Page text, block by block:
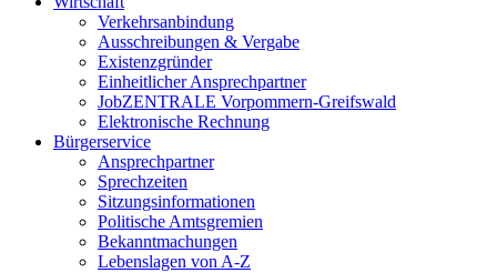
Verkehrsanbindung
Ausschreibungen & Vergabe
Existenzgründer
Einheitlicher Ansprechpartner
JobZENTRALE Vorpommern-Greifswald
Elektronische Rechnung
Bürgerservice
Ansprechpartner
Sprechzeiten
Sitzungsinformationen
Politische Amtsgremien
Bekanntmachungen
Lebenslagen von A-Z